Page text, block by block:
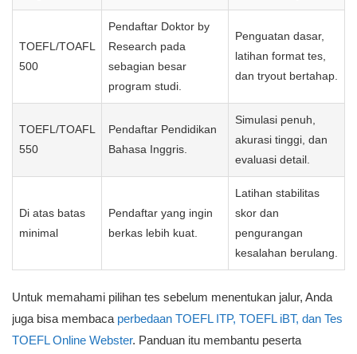
TOEFL/TOAFL
500
Pendaftar Doktor by
Research pada
sebagian besar
program studi.
Penguatan dasar,
latihan format tes,
dan tryout bertahap.
TOEFL/TOAFL
550
Pendaftar Pendidikan
Bahasa Inggris.
Simulasi penuh,
akurasi tinggi, dan
evaluasi detail.
Di atas batas
minimal
Pendaftar yang ingin
berkas lebih kuat.
Latihan stabilitas
skor dan
pengurangan
kesalahan berulang.
Untuk memahami pilihan tes sebelum menentukan jalur, Anda
juga bisa membaca perbedaan TOEFL ITP, TOEFL iBT, dan Tes
TOEFL Online Webster. Panduan itu membantu peserta